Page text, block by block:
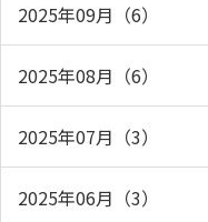
2025年09月（6）
2025年08月（6）
2025年07月（3）
2025年06月（3）